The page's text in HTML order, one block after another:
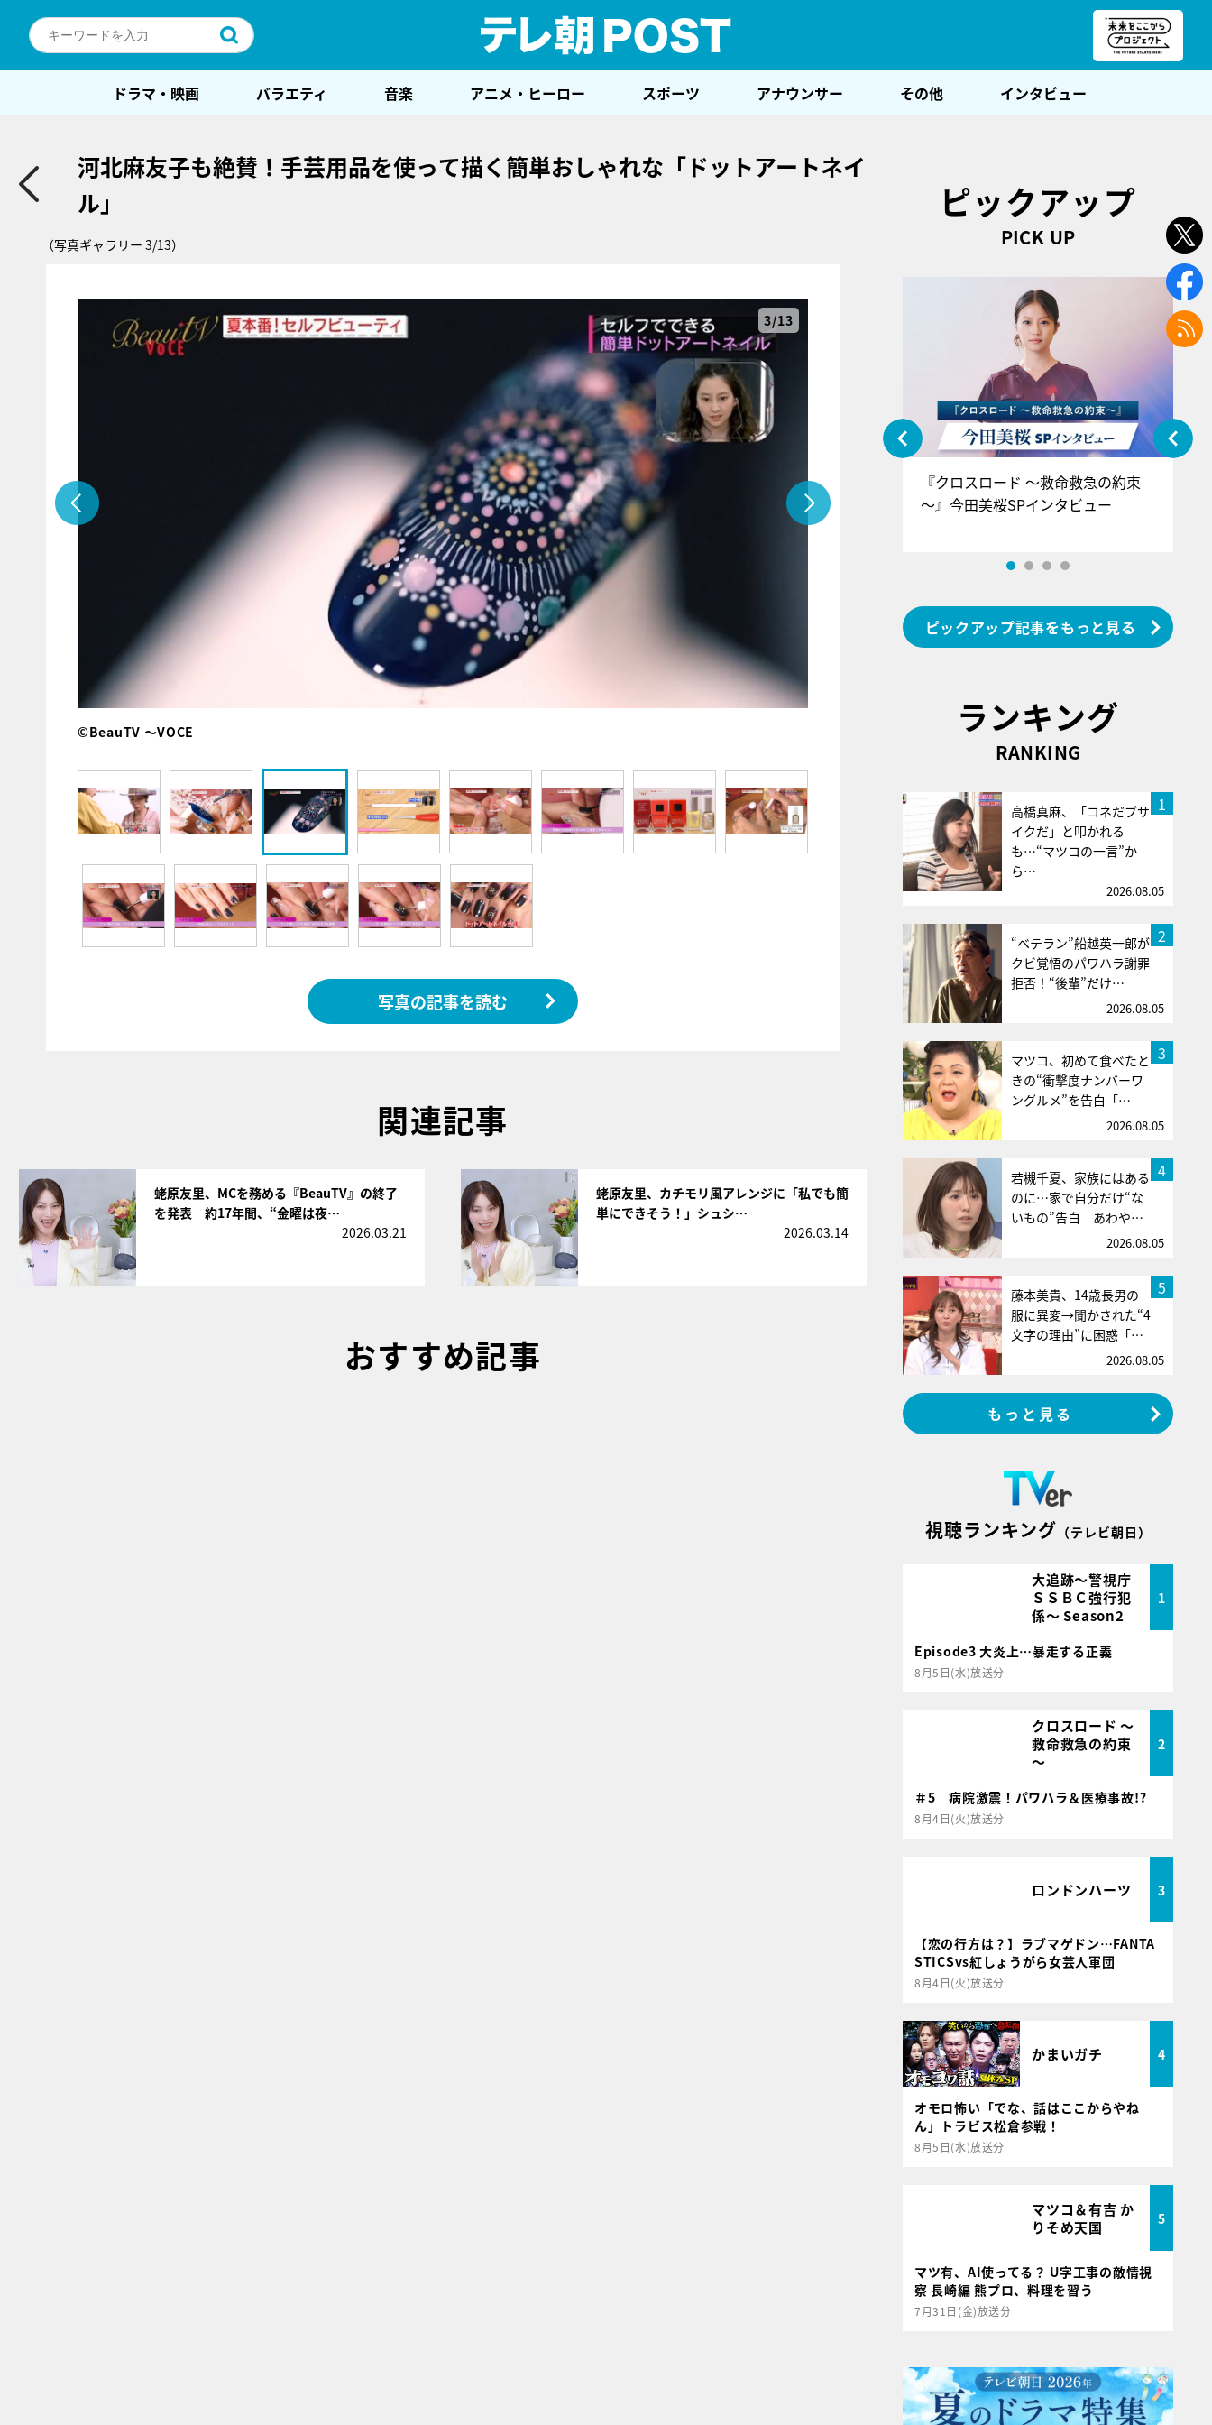
ドラマ・映画 バラエティ 音楽 アニメ・ヒーロー スポーツ アナウンサー その他 インタビュー
河北麻友子も絶賛！手芸用品を使って描く簡単おしゃれな「ドットアートネイ
ル」
（写真ギャラリー 3/13）
3/13
©BeauTV ～VOCE
写真の記事を読む
関連記事
蛯原友里、MCを務める『BeauTV』の終了
を発表 約17年間、“金曜は夜…
2026.03.21
蛯原友里、カチモリ風アレンジに「私でも簡
単にできそう！」シュシ…
2026.03.14
おすすめ記事
ピックアップ
PICK UP
『アイ＝ラブ！げーみんぐ』＝LOV
E齋藤樹愛羅＆佐々木舞香SPインタ
ビュー
『クロスロード ～救命救急の約束
～』今田美桜SPインタビュー
ピックアップ記事をもっと見る
ランキング
RANKING
1
高橋真麻、「コネだブサ
イクだ」と叩かれる
も…“マツコの一言”か
ら…
2026.08.05
2
“ベテラン”船越英一郎が
クビ覚悟のパワハラ謝罪
拒否！“後輩”だけ…
2026.08.05
3
マツコ、初めて食べたと
きの“衝撃度ナンバーワ
ングルメ”を告白「…
2026.08.05
4
若槻千夏、家族にはある
のに…家で自分だけ“な
いもの”告白 あわや…
2026.08.05
5
藤本美貴、14歳長男の
服に異変→聞かされた“4
文字の理由”に困惑「…
2026.08.05
もっと見る
視聴ランキング （テレビ朝日）
大追跡～警視庁
ＳＳＢＣ強行犯
係～ Season2
1
Episode3 大炎上…暴走する正義
8月5日(水)放送分
クロスロード ～
救命救急の約束
～
2
＃5 病院激震！パワハラ＆医療事故!?
8月4日(火)放送分
ロンドンハーツ 3
【恋の行方は？】ラブマゲドン…FANTA
STICSvs紅しょうがら女芸人軍団
8月4日(火)放送分
かまいガチ 4
オモロ怖い「でな、話はここからやね
ん」トラビス松倉参戦！
8月5日(水)放送分
マツコ＆有吉 か
りそめ天国
5
マツ有、AI使ってる？ U字工事の敵情視
察 長崎編 熊プロ、料理を習う
7月31日(金)放送分